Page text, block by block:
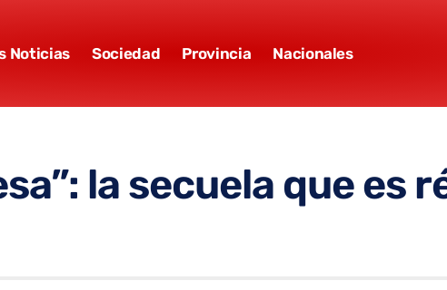
Noticias Sociedad Provincia Nacionales
la secuela que es